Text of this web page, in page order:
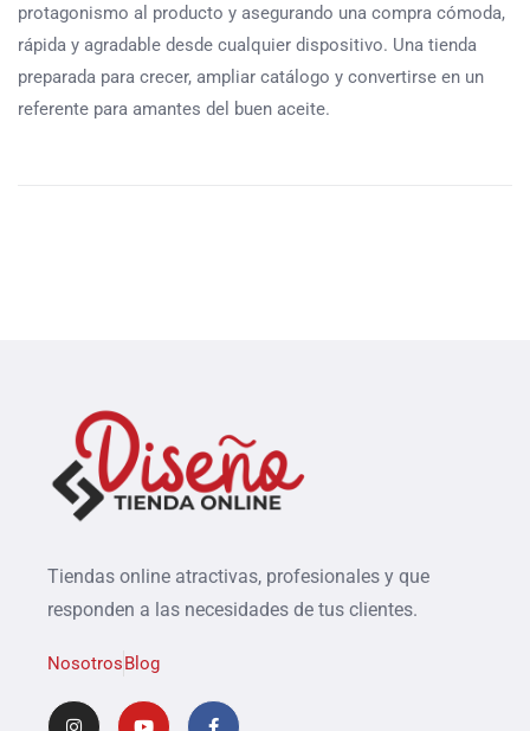
protagonismo al producto y asegurando una compra cómoda,
rápida y agradable desde cualquier dispositivo. Una tienda
preparada para crecer, ampliar catálogo y convertirse en un
referente para amantes del buen aceite.
Tiendas online atractivas, profesionales y que
responden a las necesidades de tus clientes.
NosotrosBlog